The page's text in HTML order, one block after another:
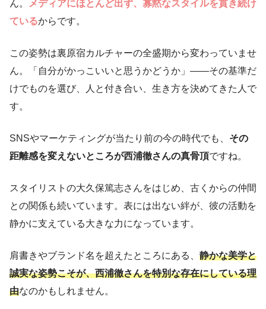
ん。
メディアにほとんど出ず、寡黙なスタイルを貫き続け
ているからです。
この姿勢は裏原宿カルチャーの全盛期から変わっていませ
ん。「自分がかっこいいと思うかどうか」——その基準だ
けでものを選び、人と付き合い、生き方を決めてきた人で
す。
SNSやマーケティングが当たり前の今の時代でも、 その
距離感を変えないところが西浦徹さんの真骨頂ですね。
スタイリストの大久保篤志さんをはじめ、古くからの仲間
との関係も続いています。表には出ない絆が、彼の活動を
静かに支えている大きな力になっています。
肩書きやブランド名を超えたところにある、 静かな美学と
誠実な姿勢こそが、西浦徹さんを特別な存在にしている理
由なのかもしれません。